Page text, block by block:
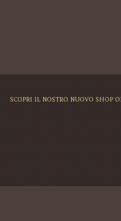
SCOPRI IL NOSTRO NUOVO SHOP